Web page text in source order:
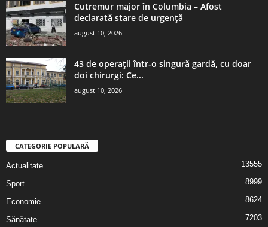
Cutremur major în Columbia – Afost
declarată stare de urgenţă
august 10, 2026
43 de operații într-o singură gardă, cu doar
doi chirurgi: Ce...
august 10, 2026
CATEGORIE POPULARĂ
Actualitate 13555
Sport 8999
Economie 8624
Sănătate 7203